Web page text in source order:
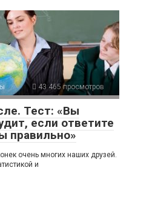
43 465 просмотров
Тест: «Вы
если ответите
правильно»
очень многих наших друзей.
и